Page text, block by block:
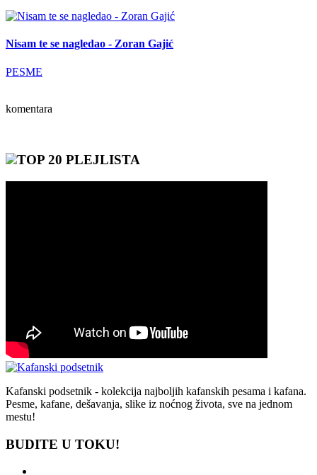
Nisam te se nagledao - Zoran Gajić
PESME
komentara
TOP 20 PLEJLISTA
Kafanski podsetnik - kolekcija najboljih kafanskih pesama i kafana.
Pesme, kafane, dešavanja, slike iz noćnog života, sve na jednom
mestu!
BUDITE U TOKU!